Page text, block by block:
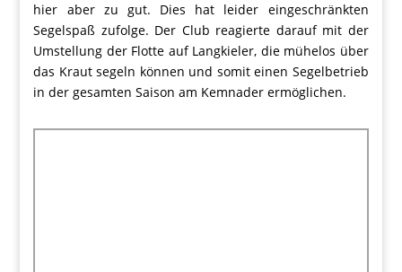
hier aber zu gut. Dies hat leider eingeschränkten
Segelspaß zufolge. Der Club reagierte darauf mit der
Umstellung der Flotte auf Langkieler, die mühelos über
das Kraut segeln können und somit einen Segelbetrieb
in der gesamten Saison am Kemnader ermöglichen.